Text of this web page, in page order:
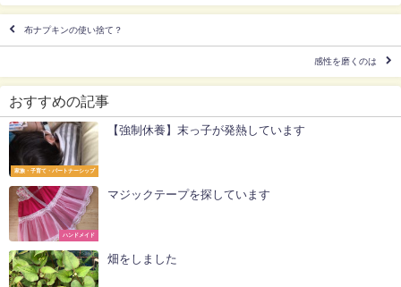
布ナプキンの使い捨て？
感性を磨くのは
おすすめの記事
家族・子育て・パートナーシップ
【強制休養】末っ子が発熱しています
ハンドメイド
マジックテープを探しています
畑をしました